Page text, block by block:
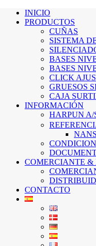
INICIO
PRODUCTOS
CUÑAS
SISTEMA
BASES
BASES
CLICK
GRUESOS
CAJA
INFORMACIÓN
HARPUN A/
COMERCIANTE &
CONTACTO